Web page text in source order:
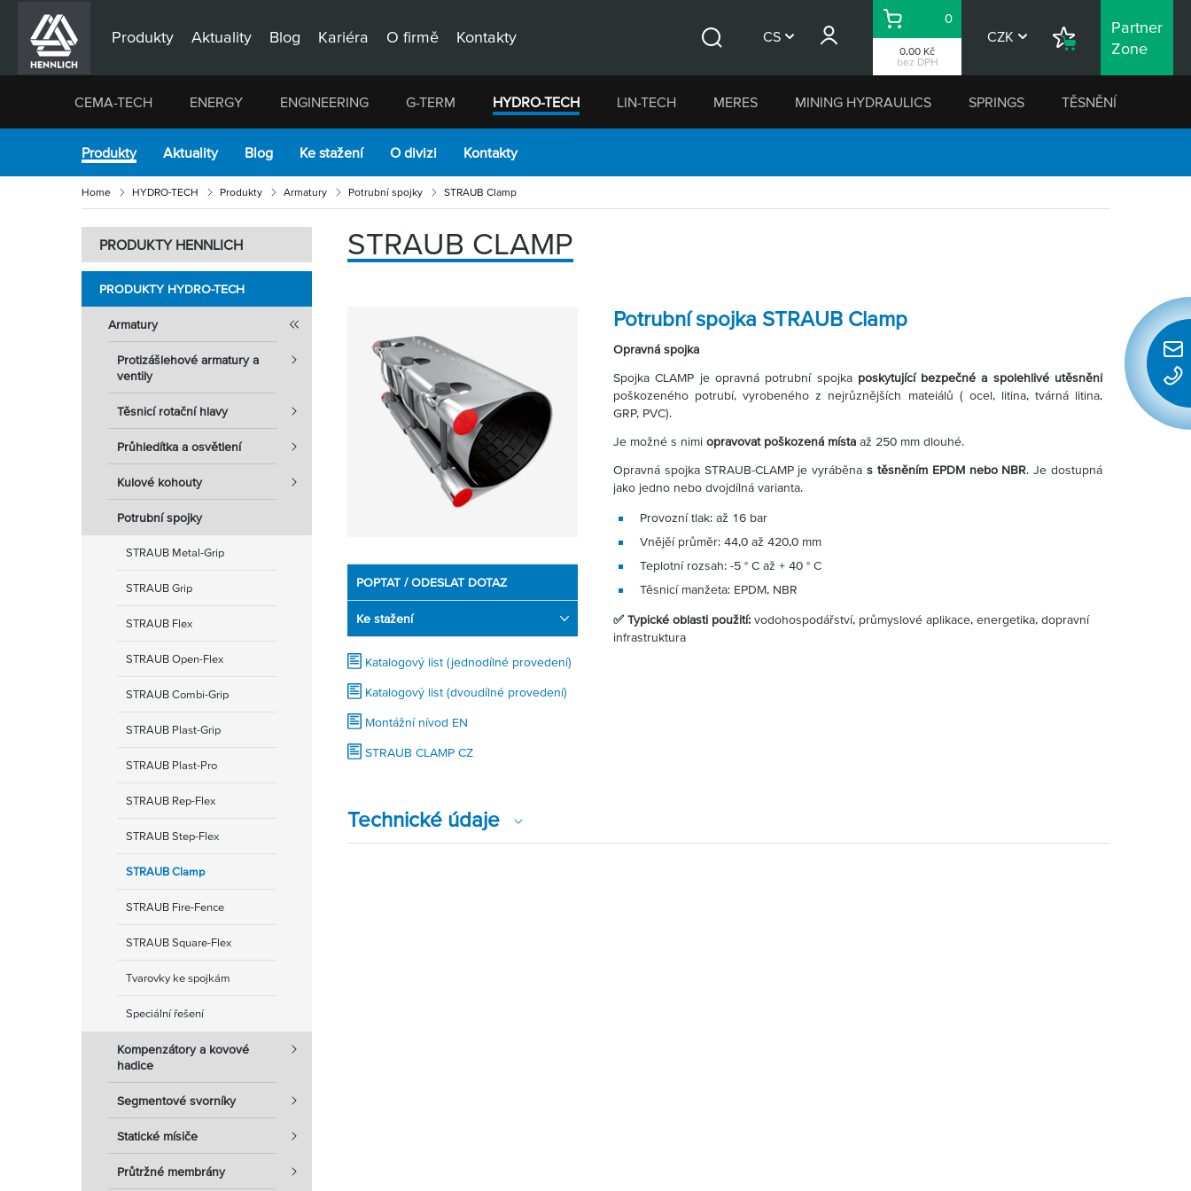
Produkty Aktuality Blog Kariéra O firmě Kontakty CS
0,00 Kč
bez DPH
Košík
0
CZK
Nákupní
Partner
Zone
CEMA-TECH ENERGY ENGINEERING G-TERM HYDRO-TECH LIN-TECH MERES MINING HYDRAULICS SPRINGS TĚSNĚNÍ
Produkty Aktuality Blog Ke stažení O divizi Kontakty
Home HYDRO-TECH Produkty Armatury Potrubní spojky STRAUB Clamp
PRODUKTY HENNLICH
PRODUKTY HYDRO-TECH
Armatury
Protizášlehové armatury a
ventily
Těsnicí rotační hlavy
Průhledítka a osvětlení
Kulové kohouty
Potrubní spojky
STRAUB Metal-Grip
STRAUB Grip
STRAUB Flex
STRAUB Open-Flex
STRAUB Combi-Grip
STRAUB Plast-Grip
STRAUB Plast-Pro
STRAUB Rep-Flex
STRAUB Step-Flex
STRAUB Clamp
STRAUB Fire-Fence
STRAUB Square-Flex
Tvarovky ke spojkám
Speciální řešení
Kompenzátory a kovové
hadice
Segmentové svorníky
Statické mísiče
Průtržné membrány
STRAUB CLAMP
POPTAT / ODESLAT DOTAZ
Ke stažení
Katalogový list (jednodílné provedení)
Katalogový list (dvoudílné provedení)
Montážní nívod EN
STRAUB CLAMP CZ
Potrubní spojka STRAUB Clamp
Opravná spojka
Spojka CLAMP je opravná potrubní spojka poskytující bezpečné a spolehlivé utěsnění
poškozeného potrubí, vyrobeného z nejrůznějších mateiálů ( ocel, litina, tvárná litina,
GRP, PVC).
Je možné s nimi opravovat poškozená místa až 250 mm dlouhé.
Opravná spojka STRAUB-CLAMP je vyráběnas těsněním EPDM nebo NBR. Je dostupná
jako jedno nebo dvojdílná varianta.
Provozní tlak: až 16 bar
Vnějěí průměr: 44,0 až 420,0 mm
Teplotní rozsah: -5 ° C až + 40 ° C
Těsnicí manžeta: EPDM, NBR
✅ Typické oblasti použití: vodohospodářství, průmyslové aplikace, energetika, dopravní
infrastruktura
Technické údaje